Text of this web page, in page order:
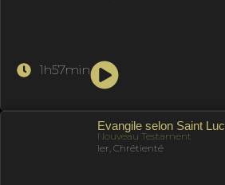
1h57min
Evangile selon Saint Luc
Nouveau Testament
Ier, Chrétienté